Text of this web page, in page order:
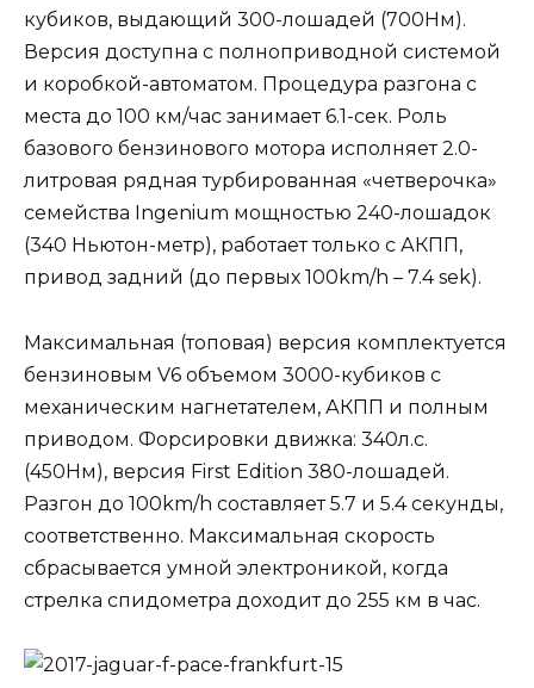
кубиков, выдающий 300-лошадей (700Нм).
Версия доступна с полноприводной системой
и коробкой-автоматом. Процедура разгона с
места до 100 км/час занимает 6.1-сек. Роль
базового бензинового мотора исполняет 2.0-
литровая рядная турбированная «четверочка»
семейства Ingenium мощностью 240-лошадок
(340 Ньютон-метр), работает только с АКПП,
привод задний (до первых 100km/h – 7.4 sek).
Максимальная (топовая) версия комплектуется
бензиновым V6 объемом 3000-кубиков с
механическим нагнетателем, АКПП и полным
приводом. Форсировки движка: 340л.с.
(450Нм), версия First Edition 380-лошадей.
Разгон до 100km/h составляет 5.7 и 5.4 секунды,
соответственно. Максимальная скорость
сбрасывается умной электроникой, когда
стрелка спидометра доходит до 255 км в час.